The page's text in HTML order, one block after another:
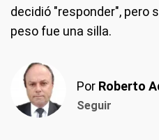
decidió "responder", pero
peso fue una silla.
Por Roberto
Seguir